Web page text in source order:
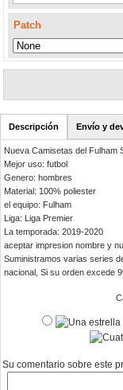
Patch
Descripción Envío y
Nueva Camisetas del Fulham
Mejor uso: futbol
Genero: hombres
Material: 100% poliester
el equipo: Fulham
Liga: Liga Premier
La temporada: 2019-2020
aceptar impresion nombre y
Suministramos varias series
nacional, Si su orden excede
Su comentario sobre este